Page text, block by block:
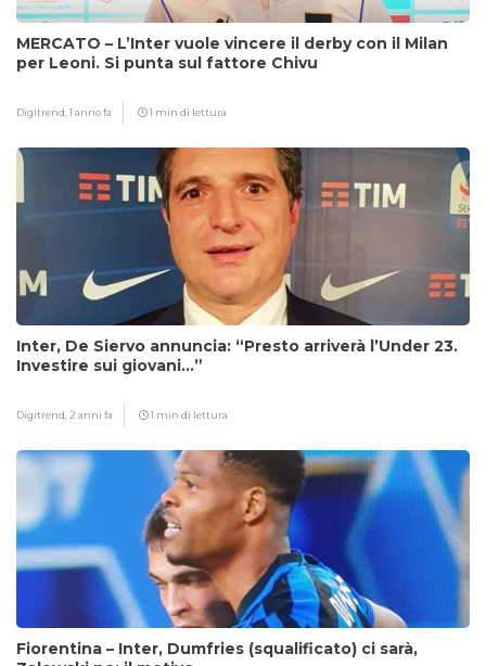
MERCATO – L’Inter vuole vincere il derby con il Milan
per Leoni. Si punta sul fattore Chivu
Digitrend,1 anno fa 1 min di lettura
Inter, De Siervo annuncia: “Presto arriverà l’Under 23.
Investire sui giovani…”
Digitrend, 2 anni fa 1 min di lettura
Fiorentina – Inter, Dumfries (squalificato) ci sarà,